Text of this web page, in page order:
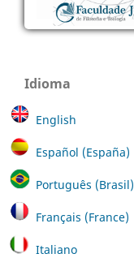
Idioma
English
Español (España)
Português (Brasil)
Français (France)
Italiano